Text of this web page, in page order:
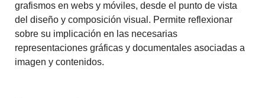
grafismos en webs y móviles, desde el punto de vista
del diseño y composición visual. Permite reflexionar
sobre su implicación en las necesarias
representaciones gráficas y documentales asociadas a
imagen y contenidos.